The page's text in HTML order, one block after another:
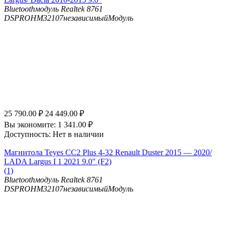
Bluetoothмодуль Realtek 8761
DSPROHM32107независимыйМодуль
25 790.00 ₽ 24 449.00 ₽
Вы экономите: 1 341.00 ₽
Доступность: Нет в наличии
Магнитола Teyes CC2 Plus 4-32 Renault Duster 2015 — 2020/
LADA Largus I 1 2021 9.0" (F2)
(1)
Bluetoothмодуль Realtek 8761
DSPROHM32107независимыйМодуль